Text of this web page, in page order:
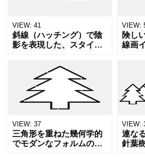
VIEW: 41
斜線（ハッチング）で陰
影を表現した、スタイリ
材です。デザイン性が高
く、アウトドアブランド
の広告や、冒険、挑戦と
いったコンセプトを表す
ビジュ
VIEW:
険し
線画
テー
装飾
タッ
景や
VIEW: 37
三角形を重ねた幾何学的
でモダンなフォルムの針
VIEW:
連な
針葉